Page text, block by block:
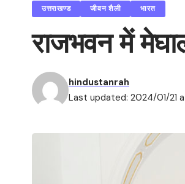
उत्तराखण्ड जीवन शैली भारत
राजभवन में
Last updated: 2024/01/21
hindustanrah